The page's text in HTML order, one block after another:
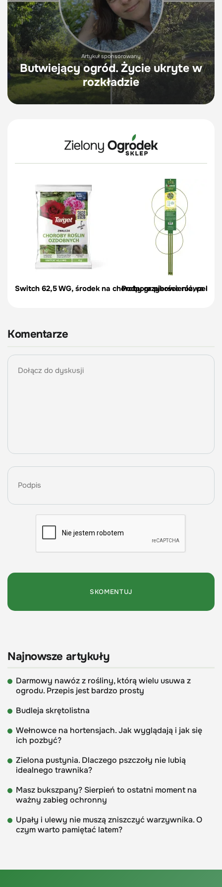
Artykuł sponsorowany
Butwiejący ogród. Życie ukryte w
rozkładzie
Switch 62,5 WG, środek na choroby grzybowe róż,
Podpora pierścieniowa do
Komentarze
Najnowsze artykuły
Darmowy nawóz z rośliny, którą wielu usuwa z
ogrodu. Przepis jest bardzo prosty
Budleja skrętolistna
Wełnowce na hortensjach. Jak wyglądają i jak się
ich pozbyć?
Zielona pustynia. Dlaczego pszczoły nie lubią
idealnego trawnika?
Masz bukszpany? Sierpień to ostatni moment na
ważny zabieg ochronny
Upały i ulewy nie muszą zniszczyć warzywnika. O
czym warto pamiętać latem?